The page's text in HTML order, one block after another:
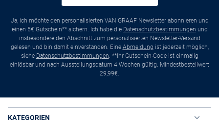
Ja, ich möchte den personalisierten VAN GRAAF Newsletter abonnieren und
einen 5€ Gutschein** sichern. Ich habe die Datenschutzbestimmungen und
insbesondere den Abschnitt zum personalisierten Newsletter-Versand
gelesen und bin damit einverstanden. Eine Abmeldung ist jederzeit möglich,
siehe Datenschutzbestimmungen. **Ihr Gutschein-Code ist einmalig
einlösbar und nach Ausstellungsdatum 4 Wochen gültig. Mindestbestellwert
29,99€.
KATEGORIEN